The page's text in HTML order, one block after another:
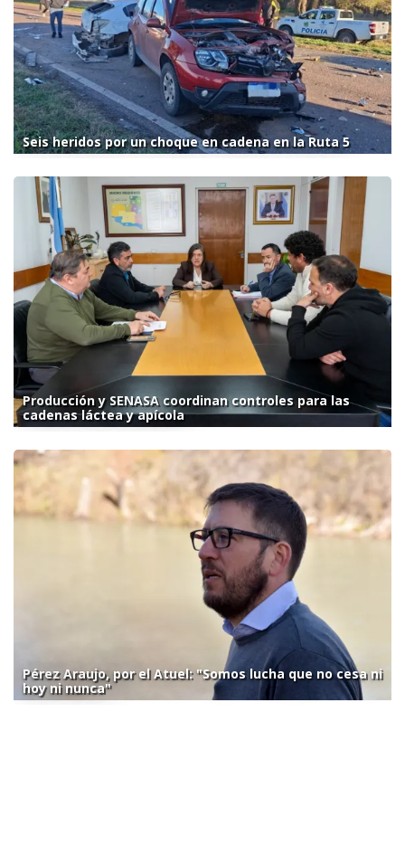
Seis heridos por un choque en cadena en la Ruta 5
Producción y SENASA coordinan controles para las
cadenas láctea y apícola
Pérez Araujo, por el Atuel: "Somos lucha que no cesa ni
hoy ni nunca"